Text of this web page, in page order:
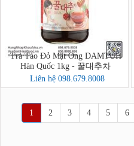
Trà Táo Đỏ Mật Ong DAMTUH
Hàn Quốc 1kg - 꿀대추차
Liên hệ 098.679.8008
1 2 3 4 5 6